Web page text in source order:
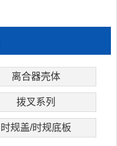
离合器壳体
拨叉系列
时规盖/时规底板